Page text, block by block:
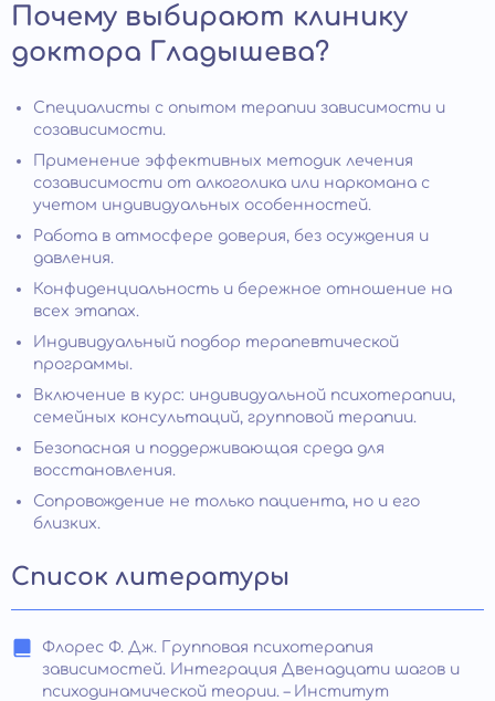
Почему выбирают клинику
доктора Гладышева?
Специалисты с опытом терапии зависимости и
созависимости.
Применение эффективных методик лечения
созависимости от алкоголика или наркомана с
учетом индивидуальных особенностей.
Работа в атмосфере доверия, без осуждения и
давления.
Конфиденциальность и бережное отношение на
всех этапах.
Индивидуальный подбор терапевтической
программы.
Включение в курс: индивидуальной психотерапии,
семейных консультаций, групповой терапии.
Безопасная и поддерживающая среда для
восстановления.
Сопровождение не только пациента, но и его
близких.
Список литературы
Флорес Ф. Дж. Групповая психотерапия
зависимостей. Интеграция Двенадцати шагов и
психодинамической теории. – Институт